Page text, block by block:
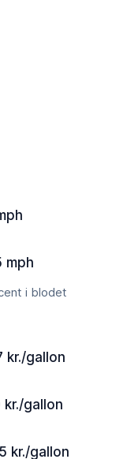
mph
i blodet
kr./gallon
kr./gallon
kr./gallon